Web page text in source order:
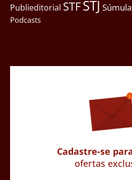
Publieditorial STFSTJ
Podcasts
Cadastre-se
ofertas